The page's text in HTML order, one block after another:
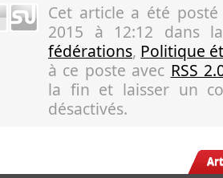
Cet article a été
2015 à 12:12 dans
fédérations, Politique
à ce poste avec RSS
la fin et laisser un
désactivés.